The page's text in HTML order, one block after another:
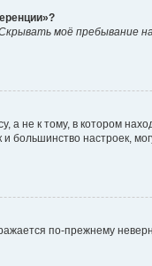
моё пребывание
не к тому, в котором
большинство настроек,
по-прежнему